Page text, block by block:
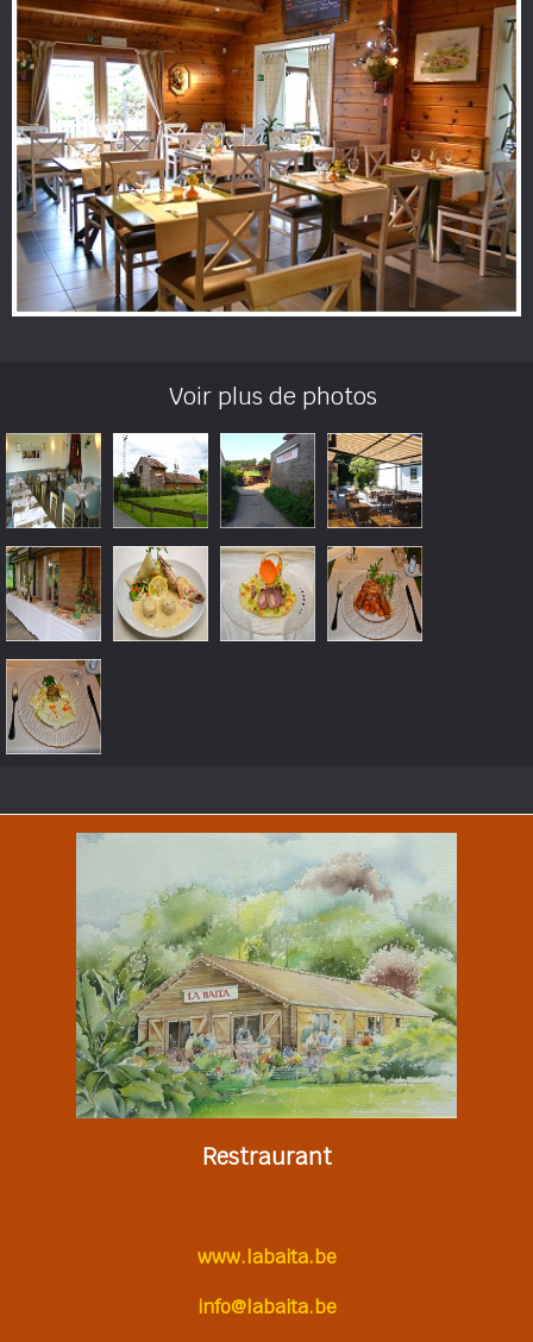
Voir plus de photos
Restraurant
www.labaita.be
info@labaita.be